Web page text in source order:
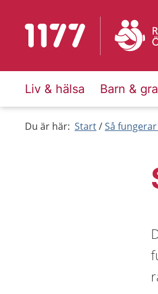
Till startsidan för 1177
Liv & hälsa Barn &
Du är här: Start Så